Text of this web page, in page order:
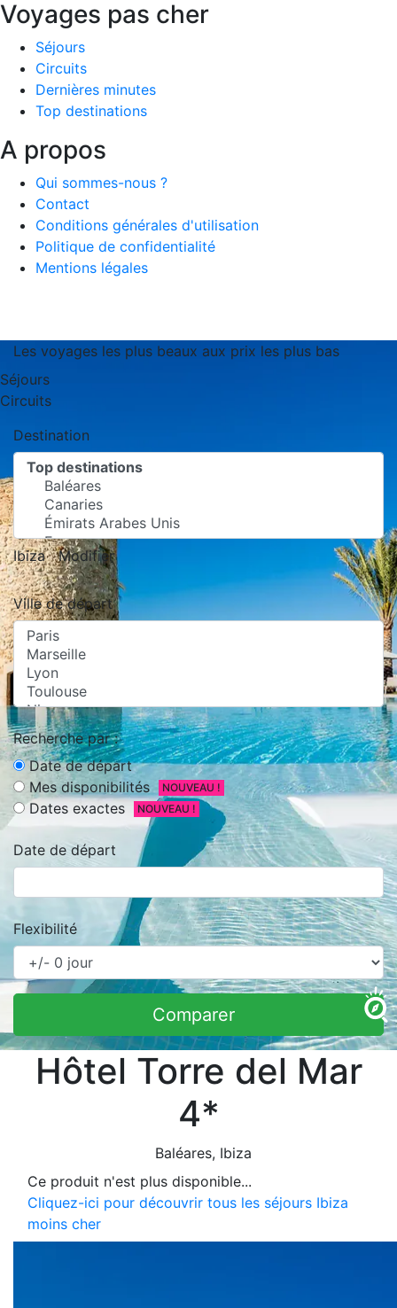
Voyages pas cher
Séjours
Circuits
Dernières minutes
Top destinations
A propos
Qui sommes-nous ?
Contact
Conditions générales d'utilisation
Politique de confidentialité
Mentions légales
Les voyages les plus beaux aux prix les plus bas
Séjours
Circuits
Destination
Ibiza Modifier
Ville de départ
Recherche par :
Date de départ
Mes disponibilités
NOUVEAU !
Dates exactes NOUVEAU !
Date de départ
Flexibilité
Comparer
Hôtel Torre del Mar
4*
Baléares, Ibiza
Ce produit n'est plus disponible...
Cliquez-ici pour découvrir tous les séjours Ibiza
moins cher